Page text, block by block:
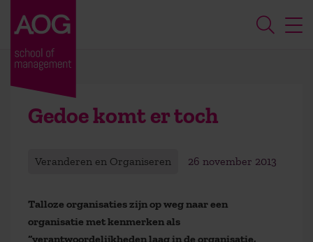
Gedoe komt er toch
Veranderen en Organiseren 26 november 2013
Talloze organisaties zijn op weg naar een
organisatie met kenmerken als
“verantwoordelijkheden laag in de organisatie,